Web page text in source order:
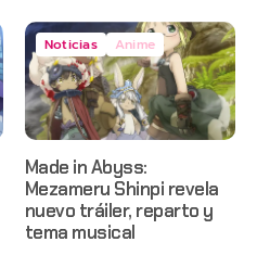
Noticias Anime
Made in Abyss:
Mezameru Shinpi revela
nuevo tráiler, reparto y
tema musical